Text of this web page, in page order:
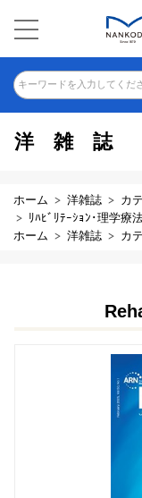
キーワードを入力してくだ
洋雑誌
ホーム 洋雑誌 カ
ﾘﾊﾋﾞﾘﾃｰｼｮﾝ･理学療
ホーム
洋雑誌 カ